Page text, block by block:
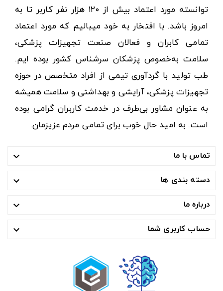
توانسته مورد اعتماد بیش از ۱۲۰ هزار نفر کاربر تا به
امروز باشد. با افتخار به خود میبالیم که مورد اعتماد
تمامی کابران و فعالان صنعت تجهیزات پزشکی،
سلامت به‌خصوص پزشکان سرشناس کشور بوده ایم.
طب تولید با گردآوری تیمی از افراد متخصص در حوزه
تجهیزات پزشکی، آرایشی و بهداشتی و سلامت همیشه
به عنوان مشاور بی‌طرف در خدمت کاربران گرامی بوده
است. به امید حال خوب برای تمامی مردم عزیزمان.
تماس با ما 
دسته بندی ها 
درباره ما 
حساب کاربری شما 